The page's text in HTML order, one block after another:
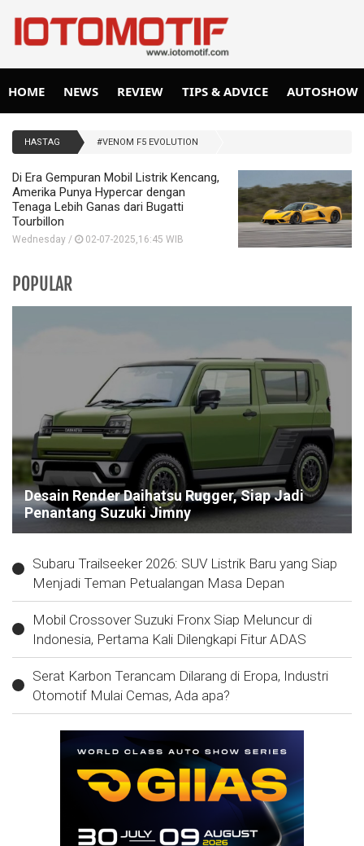
HOME NEWS REVIEW TIPS & ADVICE AUTOSHOW
HASTAG #VENOM F5 EVOLUTION
Di Era Gempuran Mobil Listrik Kencang,
Amerika Punya Hypercar dengan
Tenaga Lebih Ganas dari Bugatti
Tourbillon
Wednesday / 02-07-2025,16:45 WIB
POPULAR
Desain Render Daihatsu Rugger, Siap Jadi
Penantang Suzuki Jimny
Subaru Trailseeker 2026: SUV Listrik Baru yang Siap
Menjadi Teman Petualangan Masa Depan
Mobil Crossover Suzuki Fronx Siap Meluncur di
Indonesia, Pertama Kali Dilengkapi Fitur ADAS
Serat Karbon Terancam Dilarang di Eropa, Industri
Otomotif Mulai Cemas, Ada apa?